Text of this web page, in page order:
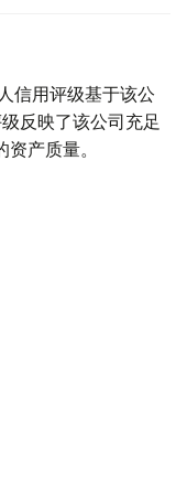
信用评级基于该公
反映了该公司充足
产质量。